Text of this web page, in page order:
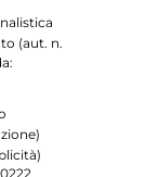
(aut. n.